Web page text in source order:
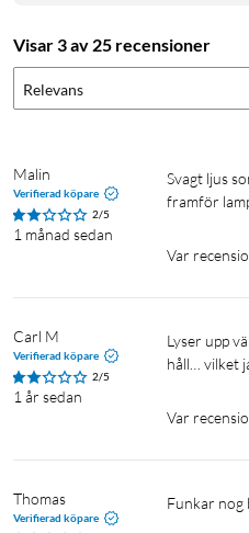
Visar 3 av 25 recensioner
Relevans
Malin
Verifierad köpare
2/5
1 månad sedan
Svagt ljus som inte lyser upp mer en nån dm
framför
Var
Carl M
Verifierad köpare
2/5
1 år sedan
Lyser upp väldigt dåligt om inte på jättenära
håll… vilket
Var
Thomas
Verifierad köpare
Funkar